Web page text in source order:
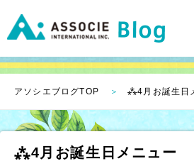
アソシエブログTOP ⁂4月お誕生日
⁂4月お誕生日メニュー